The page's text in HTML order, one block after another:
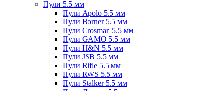
Пули 5.5 мм
Пули Apolo 5.5 мм
Пули Borner 5.5 мм
Пули Crosman 5.5 мм
Пули GAMO 5.5 мм
Пули H&N 5.5 мм
Пули JSB 5.5 мм
Пули Rifle 5.5 мм
Пули RWS 5.5 мм
Пули Stalker 5.5 мм